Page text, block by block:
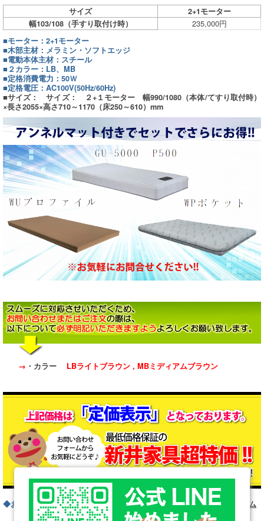
サイズ
2+1モーター
幅103/108（手すり取付け時）
235,000円
■モーター：2+1モーター
■木部主材：メラミン・ソフトエッジ
■電動本体主材：スチール
■２カラー：LB、MB
■定格消費電力：50Ｗ
■定格電圧：AC100V(50Hz/60Hz)
■サイズ： サイズ： ２+１モーター 幅990/1080（本体/てすり取付時）
×長さ2055×高さ710～1170（床250～610）mm
→ ・カラー LBライトブラウン , MBミディアムブラウン
◆お問い合わせフォームはこちら お問い合わせフォーム